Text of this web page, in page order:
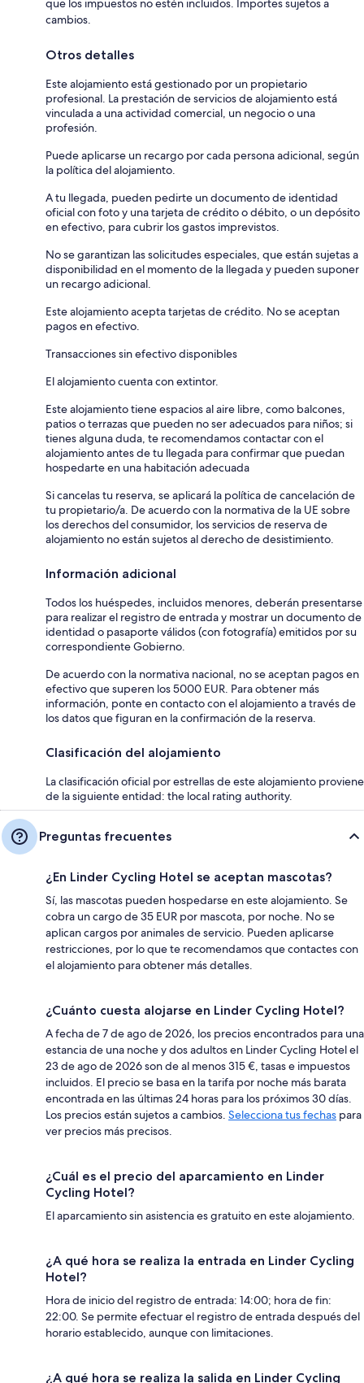
que los impuestos no estén incluidos. Importes sujetos a
cambios.
Otros detalles
Este alojamiento está gestionado por un propietario
profesional. La prestación de servicios de alojamiento está
vinculada a una actividad comercial, un negocio o una
profesión.
Puede aplicarse un recargo por cada persona adicional, según
la política del alojamiento.
A tu llegada, pueden pedirte un documento de identidad
oficial con foto y una tarjeta de crédito o débito, o un depósito
en efectivo, para cubrir los gastos imprevistos.
No se garantizan las solicitudes especiales, que están sujetas a
disponibilidad en el momento de la llegada y pueden suponer
un recargo adicional.
Este alojamiento acepta tarjetas de crédito. No se aceptan
pagos en efectivo.
Transacciones sin efectivo disponibles
El alojamiento cuenta con extintor.
Este alojamiento tiene espacios al aire libre, como balcones,
patios o terrazas que pueden no ser adecuados para niños; si
tienes alguna duda, te recomendamos contactar con el
alojamiento antes de tu llegada para confirmar que puedan
hospedarte en una habitación adecuada
Si cancelas tu reserva, se aplicará la política de cancelación de
tu propietario/a. De acuerdo con la normativa de la UE sobre
los derechos del consumidor, los servicios de reserva de
alojamiento no están sujetos al derecho de desistimiento.
Información adicional
Todos los huéspedes, incluidos menores, deberán presentarse
para realizar el registro de entrada y mostrar un documento de
identidad o pasaporte válidos (con fotografía) emitidos por su
correspondiente Gobierno.
De acuerdo con la normativa nacional, no se aceptan pagos en
efectivo que superen los 5000 EUR. Para obtener más
información, ponte en contacto con el alojamiento a través de
los datos que figuran en la confirmación de la reserva.
Clasificación del alojamiento
La clasificación oficial por estrellas de este alojamiento proviene
de la siguiente entidad: the local rating authority.
Preguntas frecuentes
¿En Linder Cycling Hotel se aceptan mascotas?
Sí, las mascotas pueden hospedarse en este alojamiento. Se
cobra un cargo de 35 EUR por mascota, por noche. No se
aplican cargos por animales de servicio. Pueden aplicarse
restricciones, por lo que te recomendamos que contactes con
el alojamiento para obtener más detalles.
¿Cuánto cuesta alojarse en Linder Cycling Hotel?
A fecha de 7 de ago de 2026, los precios encontrados para una
estancia de una noche y dos adultos en Linder Cycling Hotel el
23 de ago de 2026 son de al menos 315 €, tasas e impuestos
incluidos. El precio se basa en la tarifa por noche más barata
encontrada en las últimas 24 horas para los próximos 30 días.
Los precios están sujetos a cambios. Selecciona tus fechas para
ver precios más precisos.
¿Cuál es el precio del aparcamiento en Linder
Cycling Hotel?
El aparcamiento sin asistencia es gratuito en este alojamiento.
¿A qué hora se realiza la entrada en Linder Cycling
Hotel?
Hora de inicio del registro de entrada: 14:00; hora de fin:
22:00. Se permite efectuar el registro de entrada después del
horario establecido, aunque con limitaciones.
¿A qué hora se realiza la salida en Linder Cycling